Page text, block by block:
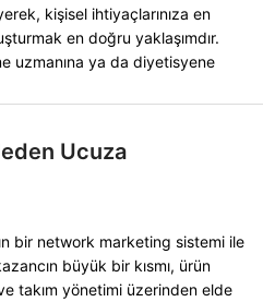
kişisel ihtiyaçlarınıza en
en doğru yaklaşımdır.
uzmanına ya da diyetisyene
Ucuza
bir network marketing sistemi ile
büyük bir kısmı, ürün
takım yönetimi üzerinden elde